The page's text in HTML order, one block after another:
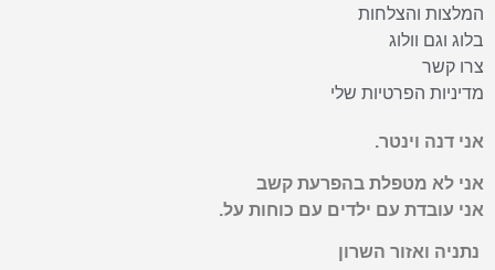
המלצות והצלחות
בלוג וגם וולוג
צרו קשר
מדיניות הפרטיות שלי
אני דנה וינטר.
אני לא מטפלת בהפרעת קשב
אני עובדת עם ילדים עם כוחות על.
נתניה ואזור השרון